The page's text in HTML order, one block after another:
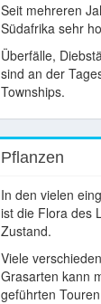
Seit mehreren
Südafrika sehr
Überfälle,
sind an der
Townships.
Pflanzen
In den vielen
ist die Flora des
Zustand.
Viele
Grasarten kann
geführten